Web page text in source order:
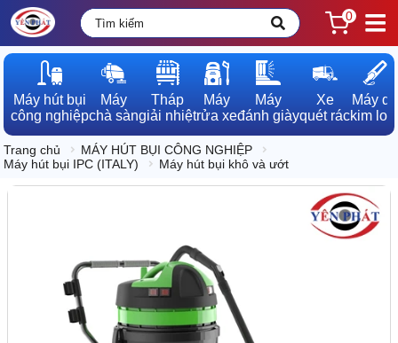
0
Máy hút bụi
công nghiệp
Máy
chà sàn
Tháp
giải nhiệt
Máy
rửa xe
Máy
đánh giày
Xe
quét rác
Máy dò
kim loại
Trang chủ
MÁY HÚT BỤI CÔNG NGHIỆP
Máy hút bụi IPC (ITALY)
Máy hút bụi khô và ướt